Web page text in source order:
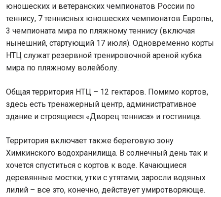
юношеских и ветеранских чемпионатов России по
теннису, 7 теннисных юношеских чемпионатов Европы,
3 чемпионата мира по пляжному теннису (включая
нынешний, стартующий 17 июля). Одновременно корты
НТЦ служат резервной тренировочной ареной кубка
мира по пляжному волейболу.
Общая территория НТЦ – 12 гектаров. Помимо кортов,
здесь есть тренажерный центр, административное
здание и строящиеся «Дворец тенниса» и гостиница.
Территория включает также береговую зону
Химкинского водохранилища. В солнечный день так и
хочется спуститься с кортов к воде. Качающиеся
деревянные мостки, утки с утятами, заросли водяных
лилий – все это, конечно, действует умиротворяюще.